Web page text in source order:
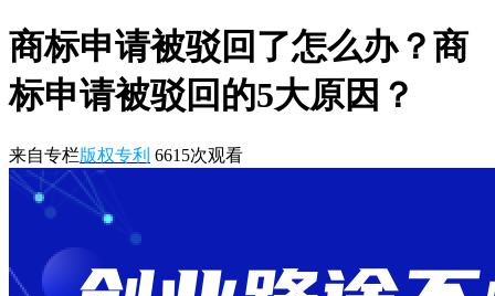
商标申请被驳回了怎么办？商
标申请被驳回的5大原因？
来自专栏版权专利 6615次观看